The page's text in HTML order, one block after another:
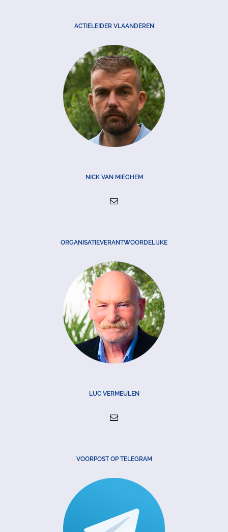
ACTIELEIDER VLAANDEREN
NICK VAN MIEGHEM
ORGANISATIEVERANTWOORDELIJKE
LUC VERMEULEN
VOORPOST OP TELEGRAM